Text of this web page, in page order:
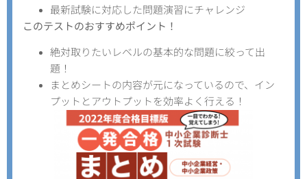
最新試験に対応した問題演習にチャレンジ
このテストのおすすめポイント！
絶対取りたいレベルの基本的な問題に絞って出
題！
まとめシートの内容が元になっているので、イン
プットとアウトプットを効率よく行える！